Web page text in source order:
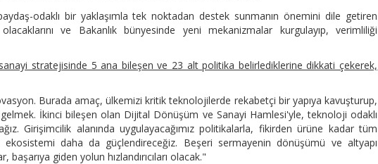
odaklı bir yaklaşımla tek noktadan destek sunmanın önemini dile getiren
ve Bakanlık bünyesinde yeni mekanizmalar kurgulayıp, verimliliği
stratejisinde 5 ana bileşen ve 23 alt politika belirlediklerine dikkati çekerek,
Burada amaç, ülkemizi kritik teknolojilerde rekabetçi bir yapıya kavuşturup,
İkinci bileşen olan Dijital Dönüşüm ve Sanayi Hamlesi'yle, teknoloji odaklı
Girişimcilik alanında uygulayacağımız politikalarla, fikirden ürüne kadar tüm
ekosistemi daha da güçlendireceğiz. Beşeri sermayenin dönüşümü ve altyapı
giden yolun hızlandırıcıları olacak."